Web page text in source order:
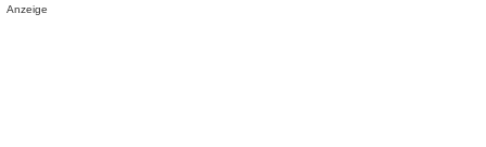
Anzeige